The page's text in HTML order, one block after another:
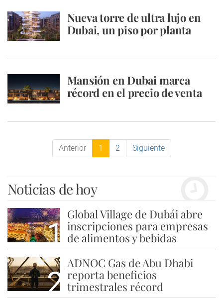
Nueva torre de ultra lujo en
Dubai, un piso por planta
Mansión en Dubai marca
récord en el precio de venta
Anterior 1 2 Siguiente
Noticias de hoy
1
Global Village de Dubái abre
inscripciones para empresas
de alimentos y bebidas
2
ADNOC Gas de Abu Dhabi
reporta beneficios
trimestrales récord